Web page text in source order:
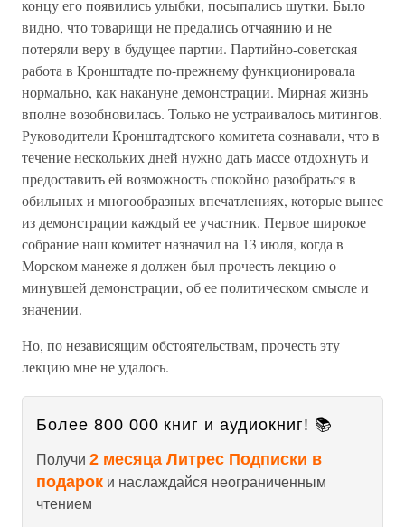
концу его появились улыбки, посыпались шутки. Было
видно, что товарищи не предались отчаянию и не
потеряли веру в будущее партии. Партийно-советская
работа в Кронштадте по-прежнему функционировала
нормально, как накануне демонстрации. Мирная жизнь
вполне возобновилась. Только не устраивалось митингов.
Руководители Кронштадтского комитета сознавали, что в
течение нескольких дней нужно дать массе отдохнуть и
предоставить ей возможность спокойно разобраться в
обильных и многообразных впечатлениях, которые вынес
из демонстрации каждый ее участник. Первое широкое
собрание наш комитет назначил на 13 июля, когда в
Морском манеже я должен был прочесть лекцию о
минувшей демонстрации, об ее политическом смысле и
значении.
Но, по независящим обстоятельствам, прочесть эту
лекцию мне не удалось.
Более 800 000 книг и аудиокниг! 📚
Получи 2 месяца Литрес Подписки в
подарок и наслаждайся неограниченным
чтением